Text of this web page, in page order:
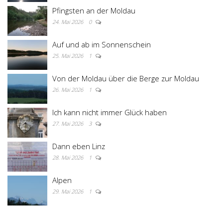
Pfingsten an der Moldau
24. Mai 2026 0
Auf und ab im Sonnenschein
25. Mai 2026 1
Von der Moldau über die Berge zur Moldau
26. Mai 2026 1
Ich kann nicht immer Glück haben
27. Mai 2026 3
Dann eben Linz
28. Mai 2026 1
Alpen
29. Mai 2026 1